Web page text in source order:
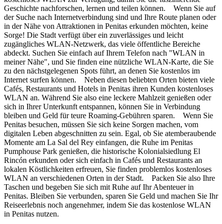
Geschichte nachforschen, lernen und teilen können. Wenn Sie auf
der Suche nach Internetverbindung sind und Ihre Route planen oder
in der Nähe von Attraktionen in Penitas erkunden möchten, keine
Sorge! Die Stadt verfügt über ein zuverlässiges und leicht
zugängliches WLAN-Netzwerk, das viele öffentliche Bereiche
abdeckt. Suchen Sie einfach auf Ihrem Telefon nach "WLAN in
meiner Nähe", und Sie finden eine nützliche WLAN-Karte, die Sie
zu den nächstgelegenen Spots führt, an denen Sie kostenlos im
Internet surfen können. Neben diesen beliebten Orten bieten viele
Cafés, Restaurants und Hotels in Penitas ihren Kunden kostenloses
WLAN an. Während Sie also eine leckere Mahlzeit genießen oder
sich in Ihrer Unterkunft entspannen, können Sie in Verbindung
bleiben und Geld für teure Roaming-Gebühren sparen. Wenn Sie
Penitas besuchen, müssen Sie sich keine Sorgen machen, vom
digitalen Leben abgeschnitten zu sein. Egal, ob Sie atemberaubende
Momente am La Sal del Rey einfangen, die Ruhe im Penitas
Pumphouse Park genießen, die historische Kolonialsiedlung El
Rincón erkunden oder sich einfach in Cafés und Restaurants an
lokalen Köstlichkeiten erfreuen, Sie finden problemlos kostenloses
WLAN an verschiedenen Orten in der Stadt. Packen Sie also Ihre
Taschen und begeben Sie sich mit Ruhe auf Ihr Abenteuer in
Penitas. Bleiben Sie verbunden, sparen Sie Geld und machen Sie Ihr
Reiseerlebnis noch angenehmer, indem Sie das kostenlose WLAN
in Penitas nutzen.